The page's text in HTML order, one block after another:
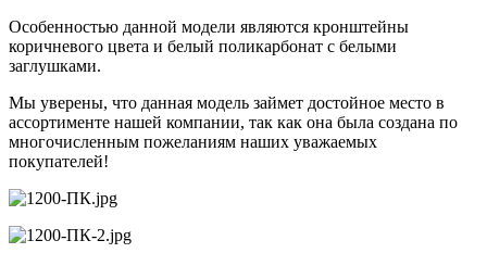
Особенностью данной модели являются кронштейны
коричневого цвета и белый поликарбонат с белыми
заглушками.
Мы уверены, что данная модель займет достойное место в
ассортименте нашей компании, так как она была создана по
многочисленным пожеланиям наших уважаемых
покупателей!